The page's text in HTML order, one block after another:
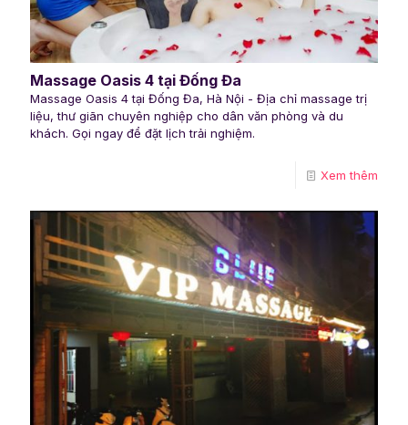
Massage Oasis 4 tại Đống Đa
Massage Oasis 4 tại Đống Đa, Hà Nội - Địa chỉ massage trị
liệu, thư giãn chuyên nghiệp cho dân văn phòng và du
khách. Gọi ngay để đặt lịch trải nghiệm.
Xem thêm